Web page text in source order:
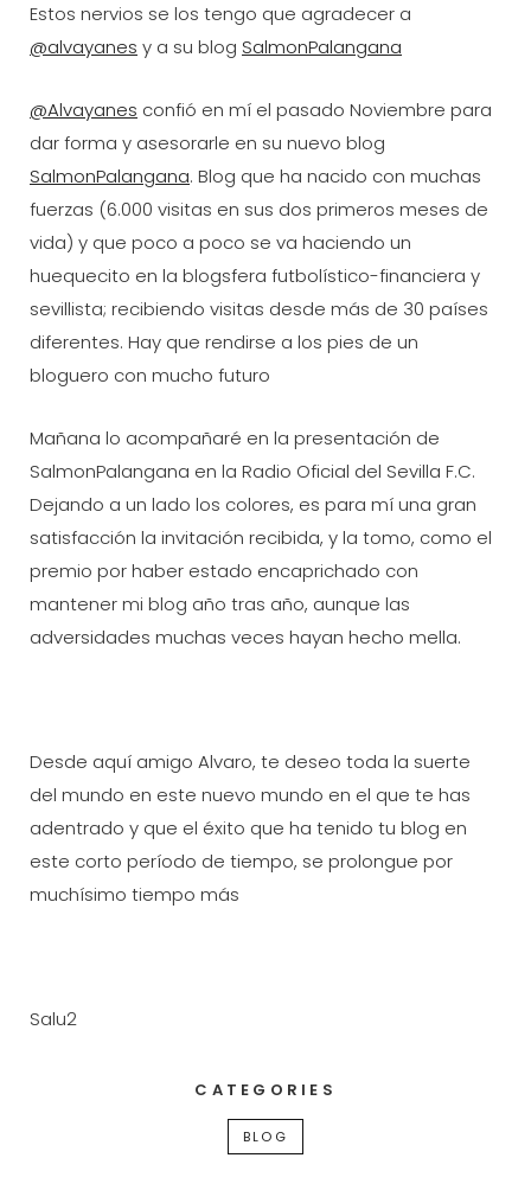
Estos nervios se los tengo que agradecer a
@alvayanes y a su blog SalmonPalangana
@Alvayanes confió en mí el pasado Noviembre para
dar forma y asesorarle en su nuevo blog
SalmonPalangana. Blog que ha nacido con muchas
fuerzas (6.000 visitas en sus dos primeros meses de
vida) y que poco a poco se va haciendo un
huequecito en la blogsfera futbolístico-financiera y
sevillista; recibiendo visitas desde más de 30 países
diferentes. Hay que rendirse a los pies de un
bloguero con mucho futuro
Mañana lo acompañaré en la presentación de
SalmonPalangana en la Radio Oficial del Sevilla F.C.
Dejando a un lado los colores, es para mí una gran
satisfacción la invitación recibida, y la tomo, como el
premio por haber estado encaprichado con
mantener mi blog año tras año, aunque las
adversidades muchas veces hayan hecho mella.
Desde aquí amigo Alvaro, te deseo toda la suerte
del mundo en este nuevo mundo en el que te has
adentrado y que el éxito que ha tenido tu blog en
este corto período de tiempo, se prolongue por
muchísimo tiempo más
Salu2
CATEGORIES
BLOG